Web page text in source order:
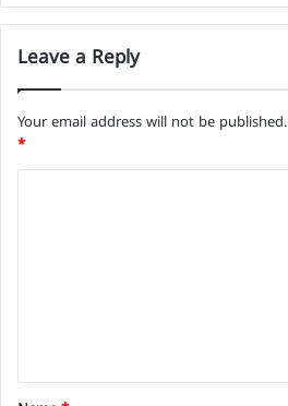
Leave a Reply
Your email address will not be published.
*
t